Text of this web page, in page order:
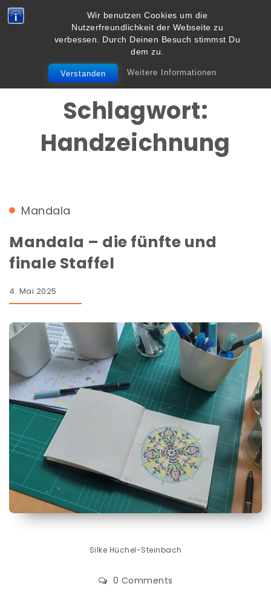
Wir benutzen Cookies um die
Nutzerfreundlichkeit der Webseite zu
verbessen. Durch Deinen Besuch stimmst Du
dem zu.
Verstanden Weitere Informationen
Skip to content
Vielbegabt.de
Toggle
navigation
Schlagwort:
Handzeichnung
Mandala
Mandala – die fünfte und
finale Staffel
4. Mai 2025
Silke Hüchel-Steinbach
0 Comments